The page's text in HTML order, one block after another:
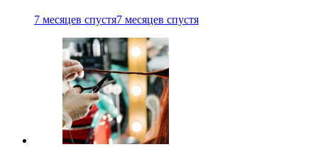
7 месяцев спустя7 месяцев спустя